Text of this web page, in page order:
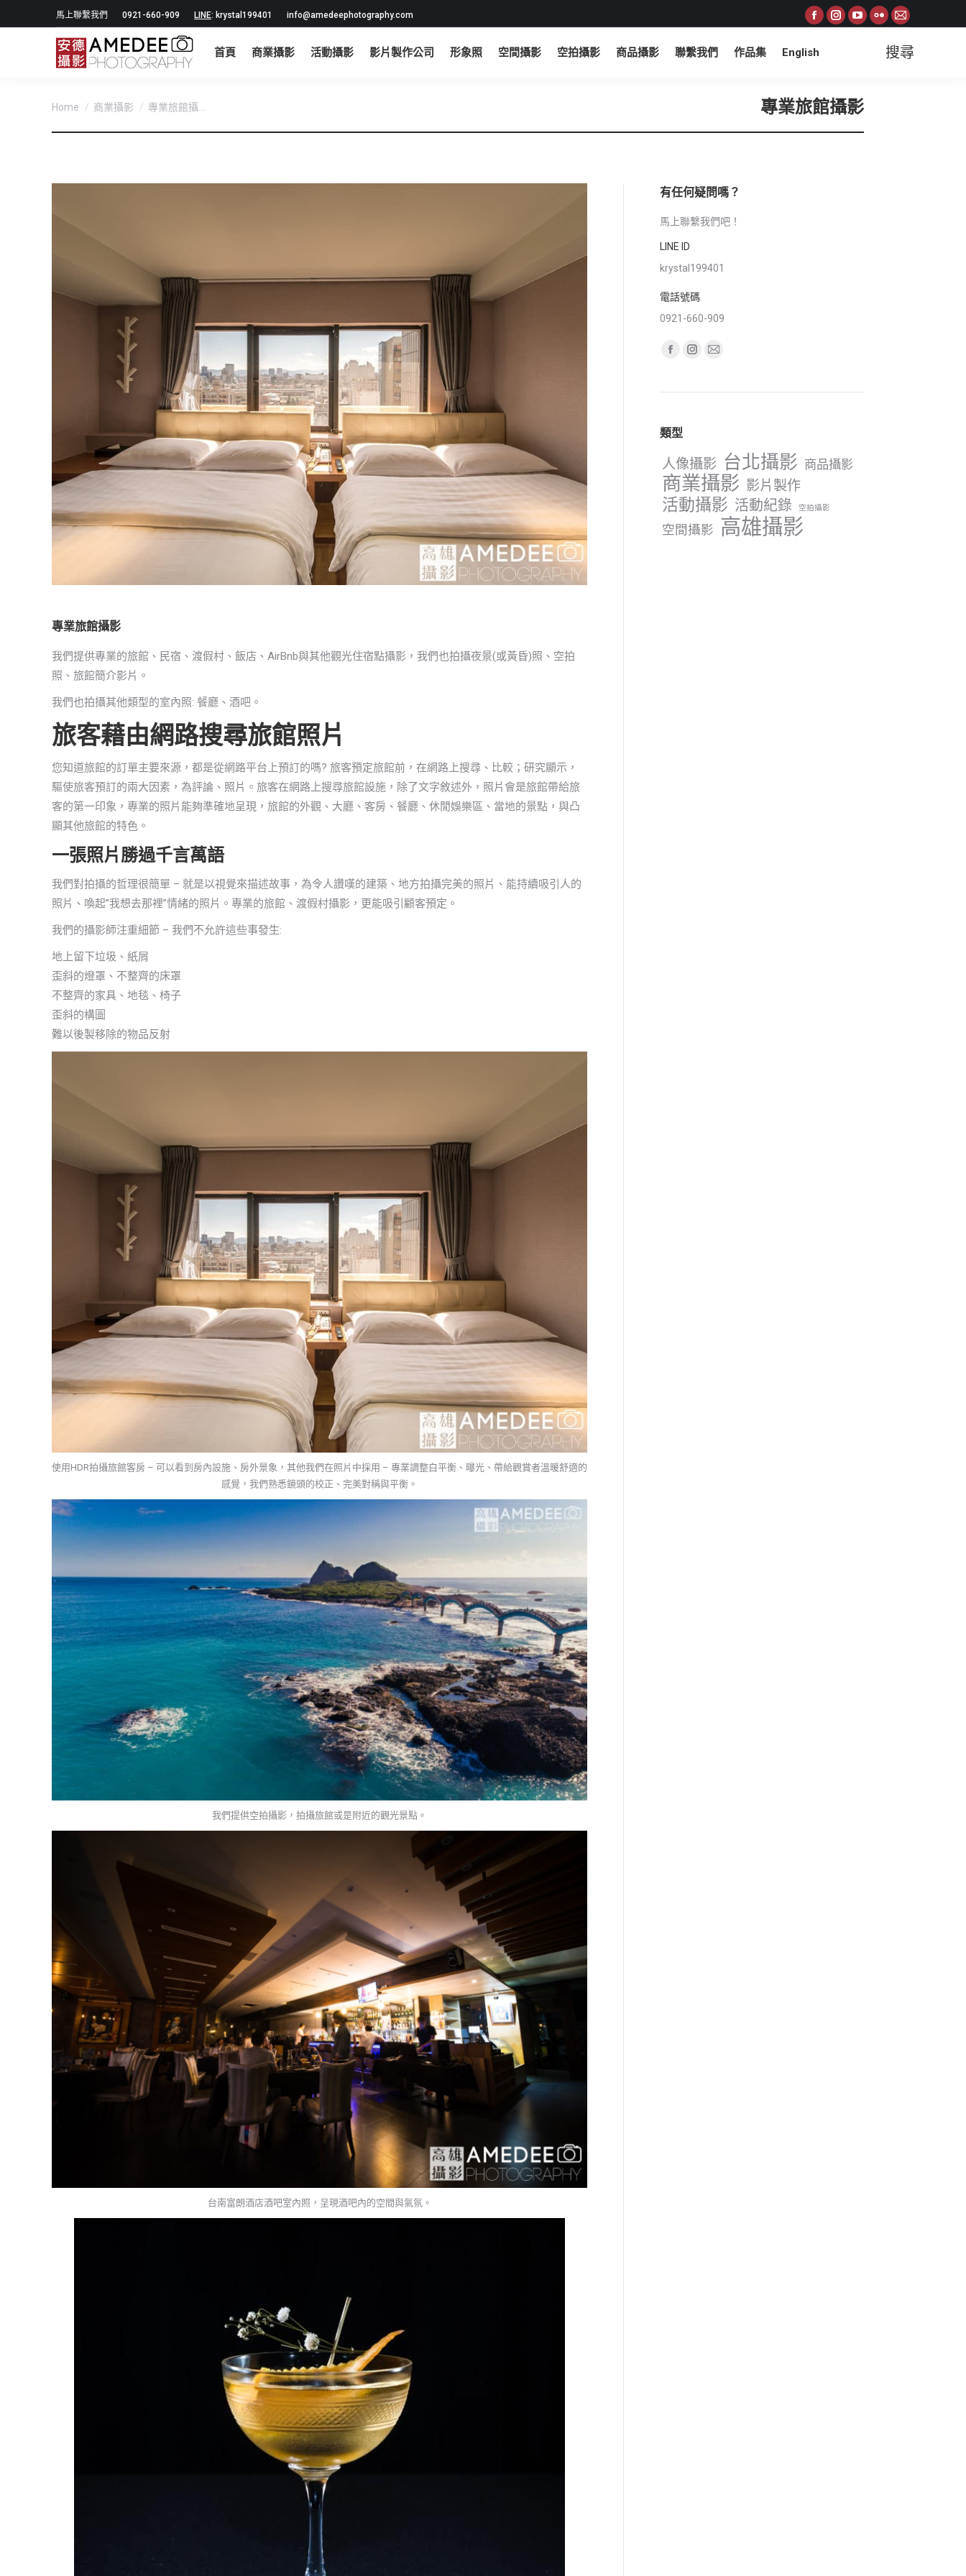
馬上聯繫我們 0921-660-909 LINE: krystal199401 info@amedeephotography.com
Facebook
opens
new
window
Instagram
new
window
YouTube
new
window
Flickr
page
opens
Mail
opens
首頁 商業攝影 活動攝影 影片製作公司 形象照 空間攝影 空拍攝影 商品攝影 聯繫我們 作品集 English Search:
搜尋
You are here:
Home 商業攝影 專業旅館攝... 專業旅館攝影
專業旅館攝影
我們提供專業的旅館、民宿、渡假村、飯店、AirBnb與其他觀光住宿點攝影，我們也拍攝夜景(或黃昏)照、空拍
照、旅館簡介影片。
我們也拍攝其他類型的室內照: 餐廳、酒吧。
旅客藉由網路搜尋旅館照片
您知道旅館的訂單主要來源，都是從網路平台上預訂的嗎? 旅客預定旅館前，在網路上搜尋、比較；研究顯示，
驅使旅客預訂的兩大因素，為評論、照片。旅客在網路上搜尋旅館設施，除了文字敘述外，照片會是旅館帶給旅
客的第一印象，專業的照片能夠準確地呈現，旅館的外觀、大廳、客房、餐廳、休閒娛樂區、當地的景點，與凸
顯其他旅館的特色。
一張照片勝過千言萬語
我們對拍攝的哲理很簡單 – 就是以視覺來描述故事，為令人讚嘆的建築、地方拍攝完美的照片、能持續吸引人的
照片、喚起”我想去那裡”情緒的照片。專業的旅館、渡假村攝影，更能吸引顧客預定。
我們的攝影師注重細節 – 我們不允許這些事發生:
地上留下垃圾、紙屑
歪斜的燈罩、不整齊的床罩
不整齊的家具、地毯、椅子
歪斜的構圖
難以後製移除的物品反射
使用HDR拍攝旅館客房 – 可以看到房內設施、房外景象，其他我們在照片中採用 – 專業調整白平衡、曝光、帶給觀賞者溫暖舒適的
感覺，我們熟悉鏡頭的校正、完美對稱與平衡。
我們提供空拍攝影，拍攝旅館或是附近的觀光景點。
台南富朗酒店酒吧室內照，呈現酒吧內的空間與氣氛。
有任何疑問嗎？
馬上聯繫我們吧！
LINE ID
krystal199401
電話號碼
0921-660-909
Find us on:
Facebook
opens
new
Instagram
opens
Mail
opens
window
類型
人像攝影 台北攝影 商品攝影
商業攝影 影片製作
活動攝影 活動紀錄 空拍攝影
空間攝影 高雄攝影